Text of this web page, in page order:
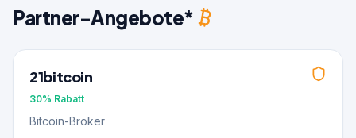
Partner-Angebote*
21bitcoin
30% Rabatt
Bitcoin-Broker